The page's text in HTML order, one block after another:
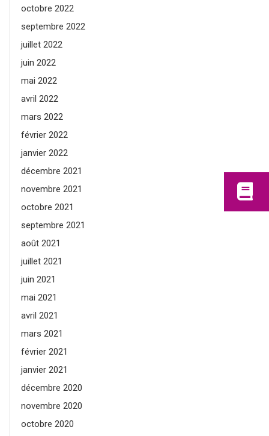
octobre 2022
septembre 2022
juillet 2022
juin 2022
mai 2022
avril 2022
mars 2022
février 2022
janvier 2022
décembre 2021
novembre 2021
octobre 2021
septembre 2021
août 2021
juillet 2021
juin 2021
mai 2021
avril 2021
mars 2021
février 2021
janvier 2021
décembre 2020
novembre 2020
octobre 2020